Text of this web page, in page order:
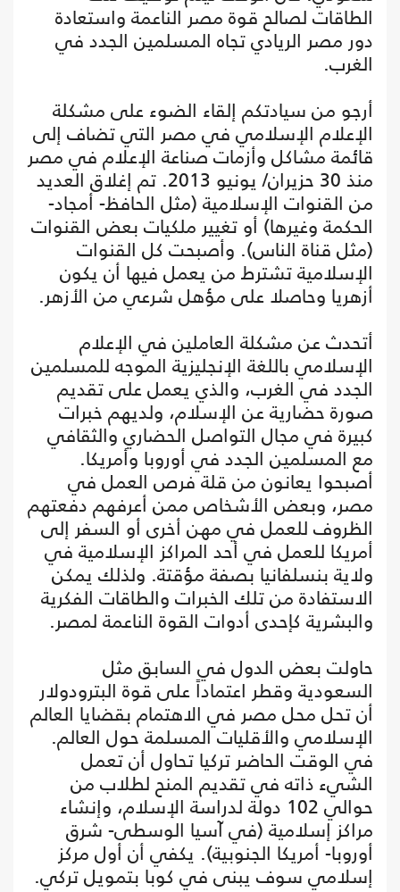
الطاقات لصالح قوة مصر الناعمة واستعادة
دور مصر الريادي تجاه المسلمين الجدد في
الغرب.
أرجو من سيادتكم إلقاء الضوء على مشكلة
الإعلام الإسلامي في مصر التي تضاف إلى
قائمة مشاكل وأزمات صناعة الإعلام في مصر
منذ 30 حزيران/ يونيو 2013. تم إغلاق العديد
من القنوات الإسلامية (مثل الحافظ- أمجاد-
الحكمة وغيرها) أو تغيير ملكيات بعض القنوات
(مثل قناة الناس). وأصبحت كل القنوات
الإسلامية تشترط من يعمل فيها أن يكون
أزهريا وحاصلا على مؤهل شرعي من الأزهر.
أتحدث عن مشكلة العاملين في الإعلام
الإسلامي باللغة الإنجليزية الموجه للمسلمين
الجدد في الغرب، والذي يعمل على تقديم
صورة حضارية عن الإسلام، ولديهم خبرات
كبيرة في مجال التواصل الحضاري والثقافي
مع المسلمين الجدد في أوروبا وأمريكا.
أصبحوا يعانون من قلة فرص العمل في
مصر، وبعض الأشخاص ممن أعرفهم دفعتهم
الظروف للعمل في مهن أخرى أو السفر إلى
أمريكا للعمل في أحد المراكز الإسلامية في
ولاية بنسلفانيا بصفة مؤقتة. ولذلك يمكن
الاستفادة من تلك الخبرات والطاقات الفكرية
والبشرية كإحدى أدوات القوة الناعمة لمصر.
حاولت بعض الدول في السابق مثل
السعودية وقطر اعتماداً على قوة البترودولار
أن تحل محل مصر في الاهتمام بقضايا العالم
الإسلامي والأقليات المسلمة حول العالم.
في الوقت الحاضر تركيا تحاول أن تعمل
الشيء ذاته في تقديم المنح لطلاب من
حوالي 102 دولة لدراسة الإسلام، وإنشاء
مراكز إسلامية (في آسيا الوسطى- شرق
أوروبا- أمريكا الجنوبية). يكفي أن أول مركز
إسلامي سوف يبنى في كوبا بتمويل تركي.